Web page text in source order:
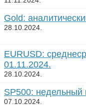
Gold:
28.10.2024.
EURUSD:
01.11.2024.
28.10.2024.
SP500: недельный
07.10.2024.